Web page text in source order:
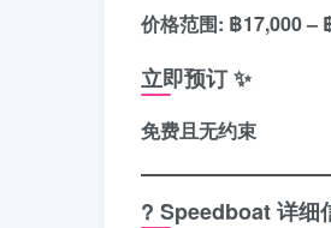
价格范围: ฿17,000 –
立即预订 ✨
免费且无约束
? Speedboat 详细